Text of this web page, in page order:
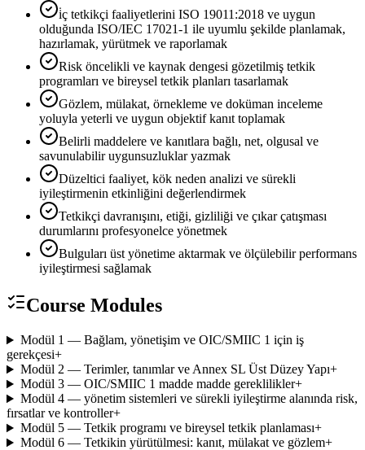
i̇ç tetkikçi faaliyetlerini ISO 19011:2018 ve uygun
olduğunda ISO/IEC 17021-1 ile uyumlu şekilde planlamak,
hazırlamak, yürütmek ve raporlamak
Risk öncelikli ve kaynak dengesi gözetilmiş tetkik
programları ve bireysel tetkik planları tasarlamak
Gözlem, mülakat, örnekleme ve doküman inceleme
yoluyla yeterli ve uygun objektif kanıt toplamak
Belirli maddelere ve kanıtlara bağlı, net, olgusal ve
savunulabilir uygunsuzluklar yazmak
Düzeltici faaliyet, kök neden analizi ve sürekli
iyileştirmenin etkinliğini değerlendirmek
Tetkikçi davranışını, etiği, gizliliği ve çıkar çatışması
durumlarını profesyonelce yönetmek
Bulguları üst yönetime aktarmak ve ölçülebilir performans
iyileştirmesi sağlamak
Course Modules
Modül 1 — Bağlam, yönetişim ve OIC/SMIIC 1 için iş
gerekçesi+
Modül 2 — Terimler, tanımlar ve Annex SL Üst Düzey Yapı+
Modül 3 — OIC/SMIIC 1 madde madde gereklilikler+
Modül 4 — yönetim sistemleri ve sürekli iyileştirme alanında risk,
fırsatlar ve kontroller+
Modül 5 — Tetkik programı ve bireysel tetkik planlaması+
Modül 6 — Tetkikin yürütülmesi: kanıt, mülakat ve gözlem+